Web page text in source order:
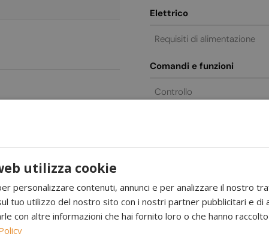
Elettrico
Requisiti di alimentazione
Comandi e funzioni
Controllo
– Miami Blue
ecologico a un design elegante. Questo camino
utilizza cookie
personalizzare contenuti, annunci e per analizzare il nostro
tuo utilizzo del nostro sito con i nostri partner pubblicitari e di
con altre informazioni che hai fornito loro o che hanno